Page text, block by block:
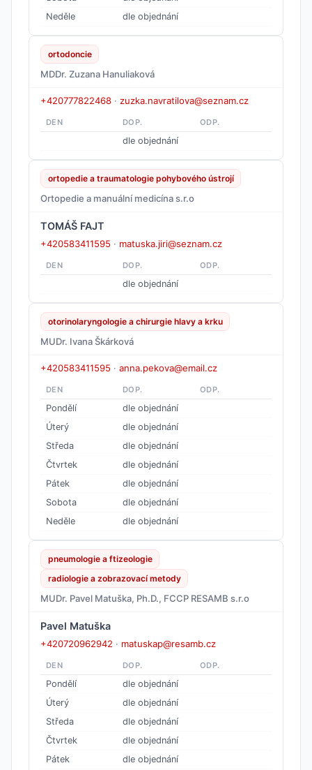
Neděle
dle objednání
ortodoncie
MDDr. Zuzana Hanuliaková
+420777822468 · zuzka.navratilova@seznam.cz
DEN DOP. ODP.
dle objednání
ortopedie a traumatologie pohybového ústrojí
Ortopedie a manuální medicína s.r.o
TOMÁŠ FAJT
+420583411595 · matuska.jiri@seznam.cz
DEN DOP. ODP.
dle objednání
otorinolaryngologie a chirurgie hlavy a krku
MUDr. Ivana Škárková
+420583411595 · anna.pekova@email.cz
DEN DOP. ODP.
Pondělí
dle objednání
Úterý
dle objednání
Středa
dle objednání
Čtvrtek
dle objednání
Pátek
dle objednání
Sobota
dle objednání
Neděle
dle objednání
pneumologie a ftizeologie
radiologie a zobrazovací metody
MUDr. Pavel Matuška, Ph.D., FCCP RESAMB s.r.o
Pavel Matuška
+420720962942 · matuskap@resamb.cz
DEN DOP. ODP.
Pondělí
dle objednání
Úterý
dle objednání
Středa
dle objednání
Čtvrtek
dle objednání
Pátek
dle objednání